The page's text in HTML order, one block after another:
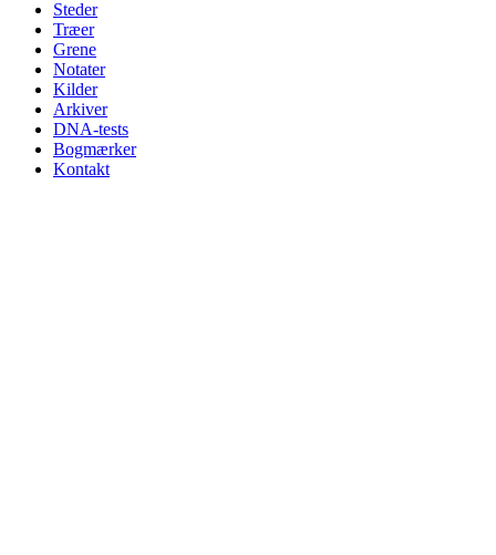
Steder
Træer
Grene
Notater
Kilder
Arkiver
DNA-tests
Bogmærker
Kontakt